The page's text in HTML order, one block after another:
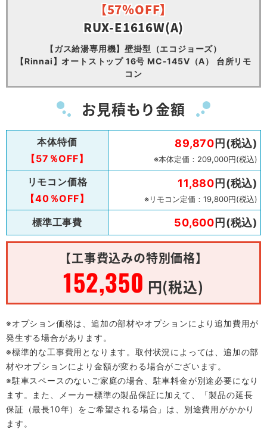
【57％OFF】
RUX-E1616W(A)
【ガス給湯専用機】壁掛型（エコジョーズ）
【Rinnai】オートストップ 16号 MC-145V（A） 台所リモ
コン
お見積もり金額
本体特価
【57％OFF】
89,870 円(税込)
※本体定価：209,000円(税込)
リモコン価格
【40％OFF】
11,880 円(税込)
※リモコン定価：19,800円(税込)
標準工事費 50,600 円(税込)
【工事費込みの特別価格】
152,350 円(税込)
※オプション価格は、追加の部材やオプションにより追加費用が
発生する場合があります。
※標準的な工事費用となります。取付状況によっては、追加の部
材やオプションにより金額が変わる場合がございます。
※駐車スペースのないご家庭の場合、駐車料金が別途必要になり
ます。また、メーカー標準の製品保証に加えて、「製品の延長
保証（最長10年）をご希望される場合」は、別途費用がかかり
ます。